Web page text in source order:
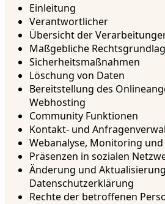
Einleitung
Verantwortlicher
Übersicht der
Maßgebliche
Sicherheitsmaßnahmen
Löschung von Daten
Bereitstellung des
Webhosting
Community Funktionen
Kontakt- und
Webanalyse, Monitoring
Präsenzen in sozialen
Änderung und
Datenschutzerklärung
Rechte der betroffenen